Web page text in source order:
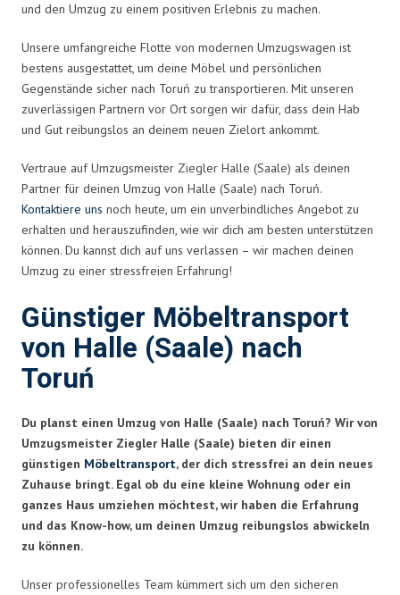
und den Umzug zu einem positiven Erlebnis zu machen.
Unsere umfangreiche Flotte von modernen Umzugswagen ist
bestens ausgestattet, um deine Möbel und persönlichen
Gegenstände sicher nach Toruń zu transportieren. Mit unseren
zuverlässigen Partnern vor Ort sorgen wir dafür, dass dein Hab
und Gut reibungslos an deinem neuen Zielort ankommt.
Vertraue auf Umzugsmeister Ziegler Halle (Saale) als deinen
Partner für deinen Umzug von Halle (Saale) nach Toruń.
Kontaktiere uns noch heute, um ein unverbindliches Angebot zu
erhalten und herauszufinden, wie wir dich am besten unterstützen
können. Du kannst dich auf uns verlassen – wir machen deinen
Umzug zu einer stressfreien Erfahrung!
Günstiger Möbeltransport
von Halle (Saale) nach
Toruń
Du planst einen Umzug von Halle (Saale) nach Toruń? Wir von
Umzugsmeister Ziegler Halle (Saale) bieten dir einen
günstigen Möbeltransport, der dich stressfrei an dein neues
Zuhause bringt. Egal ob du eine kleine Wohnung oder ein
ganzes Haus umziehen möchtest, wir haben die Erfahrung
und das Know-how, um deinen Umzug reibungslos abwickeln
zu können.
Unser professionelles Team kümmert sich um den sicheren